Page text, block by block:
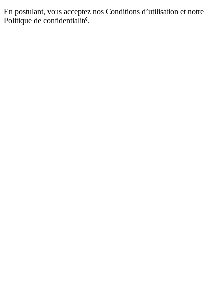
En postulant, vous acceptez nos Conditions d’utilisation et notre
Politique de confidentialité.